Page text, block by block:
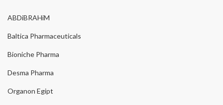
ABDiBRAHiM
Baltica Pharmaceuticals
Bioniche Pharma
Desma Pharma
Organon Egipt